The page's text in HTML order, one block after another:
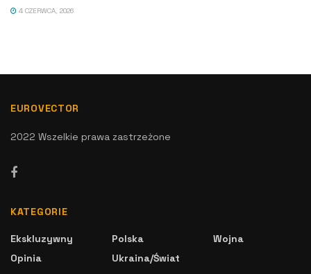
4 CZERWCA, 2026
EUROVECTOR
2022 Wszelkie prawa zastrzeżone
KATEGORIE
Ekskluzywny
Opinia
Polska
Ukraina/Świat
Wojna